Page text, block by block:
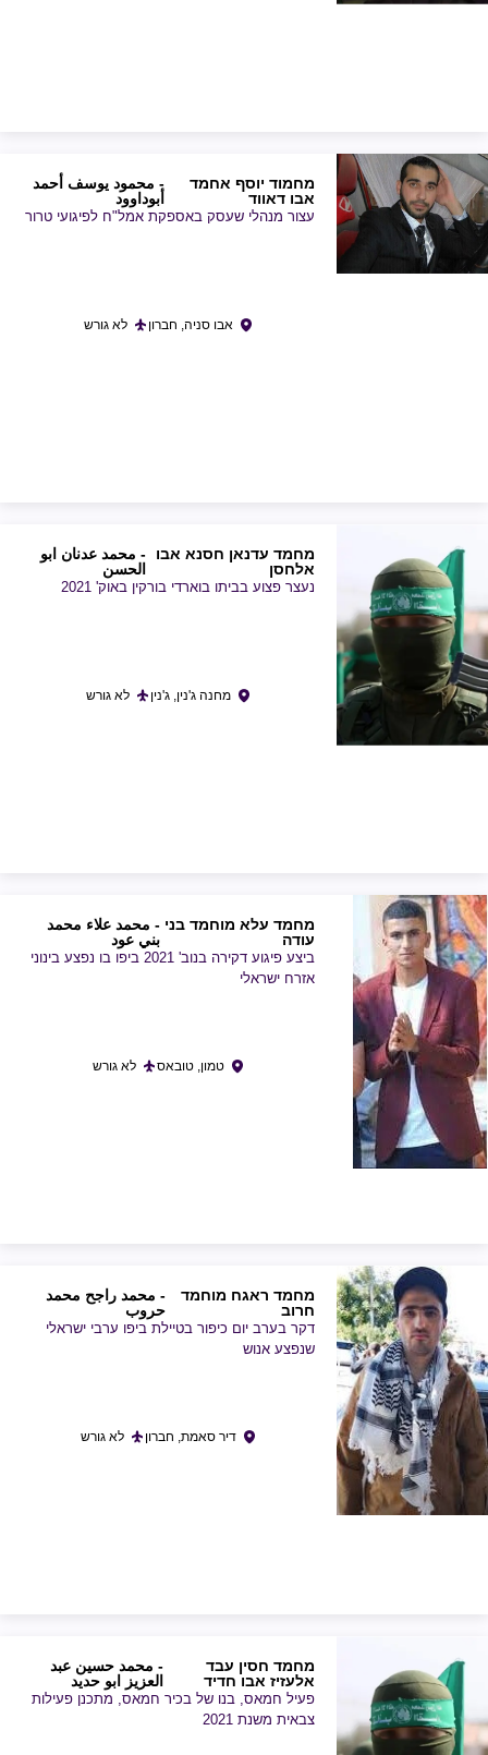
מחמוד יוסף אחמד
אבו דאווד
- محمود يوسف أحمد
أبوداوود
עצור מנהלי שעסק באספקת אמל"ח לפיגועי טרור
אבו סניה, חברון לא גורש
מחמד עדנאן חסנא אבו
אלחסן
- محمد عدنان ابو
الحسن
נעצר פצוע בביתו בוארדי בורקין באוק' 2021
מחנה ג'נין, ג'נין לא גורש
מחמד עלא מוחמד בני
עודה
- محمد علاء محمد
بني عود
ביצע פיגוע דקירה בנוב' 2021 ביפו בו נפצע בינוני
אזרח ישראלי
טמון, טובאס לא גורש
מחמד ראגח מוחמד
חרוב
- محمد راجح محمد
حروب
דקר בערב יום כיפור בטיילת ביפו ערבי ישראלי
שנפצע אנוש
דיר סאמת, חברון לא גורש
מחמד חסין עבד
אלעזיז אבו חדיד
- محمد حسين عبد
العزيز ابو حديد
פעיל חמאס, בנו של בכיר חמאס, מתכנן פעילות
צבאית משנת 2021